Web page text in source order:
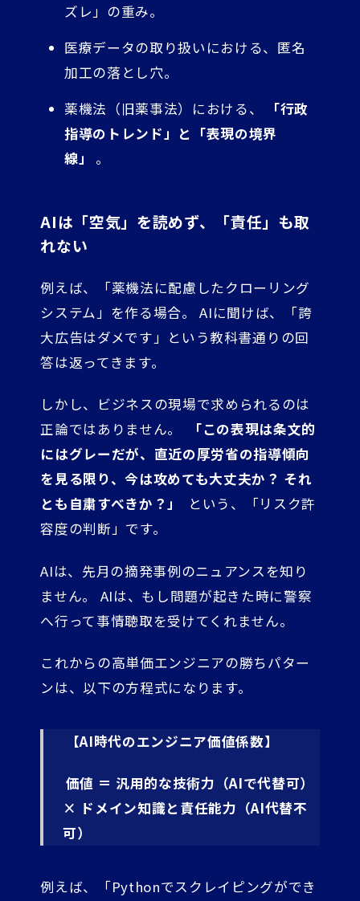
ズレ」の重み。
医療データの取り扱いにおける、匿名
加工の落とし穴。
薬機法（旧薬事法）における、
「行政
指導のトレンド」と「表現の境界
線」
。
AIは「空気」を読めず、「責任」も取
れない
例えば、「薬機法に配慮したクローリング
システム」を作る場合。 AIに聞けば、「誇
大広告はダメです」という教科書通りの回
答は返ってきます。
しかし、ビジネスの現場で求められるのは
正論ではありません。
「この表現は条文的
にはグレーだが、直近の厚労省の指導傾向
を見る限り、今は攻めても大丈夫か？ それ
とも自粛すべきか？」
という、「リスク許
容度の判断」です。
AIは、先月の摘発事例のニュアンスを知り
ません。 AIは、もし問題が起きた時に警察
へ行って事情聴取を受けてくれません。
これからの高単価エンジニアの勝ちパター
ンは、以下の方程式になります。
【AI時代のエンジニア価値係数】
価値 ＝ 汎用的な技術力（AIで代替可）
× ドメイン知識と責任能力（AI代替不
可）
例えば、「Pythonでスクレイピングができ